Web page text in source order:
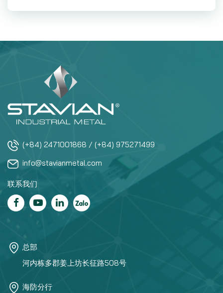
(+84) 2471001868 / (+84) 975271499
info@stavianmetal.com
联系我们
总部
河内栋多郡姜上坊长征路508号
海防分行